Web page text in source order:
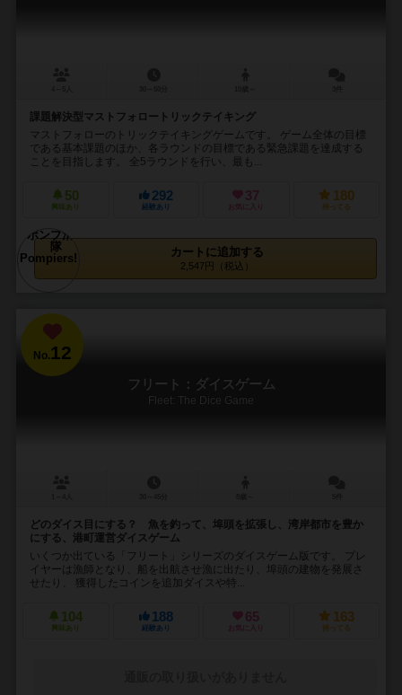
課題解決型マストフォロートリックテイキング
マストフォローのトリックテイキングゲームです。 ゲーム全体の目標
である基本課題のほか、各ラウンドの目標である緊急課題を達成する
ことを目指します。 全5ラウンドを行い、最も...
50
興味あり
292
経験あり
37
お気に入り
180
持ってる
カートに追加する
2,547円（税込）
No.12
フリート：ダイスゲーム
Fleet: The Dice Game
どのダイス目にする？ 魚を釣って、埠頭を拡張し、湾岸都市を豊か
にする、港町運営ダイスゲーム
いくつか出ている「フリート」シリーズのダイスゲーム版です。 プレ
イヤーは漁師となり、船を出航させ漁に出たり、埠頭の建物を発展さ
せたり、 獲得したコインを追加ダイスや特...
104
興味あり
188
経験あり
65
お気に入り
163
持ってる